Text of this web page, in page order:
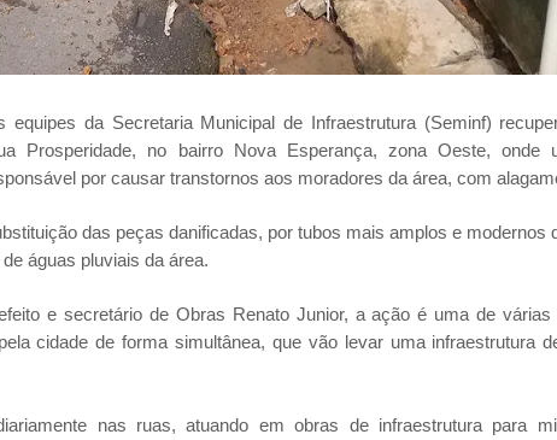
equipes da Secretaria Municipal de Infraestrutura (Seminf)
Prosperidade, no bairro Nova Esperança, zona Oeste, onde
por causar transtornos aos moradores da área, com
das peças danificadas, por tubos mais amplos e modernos
águas pluviais da área.
e secretário de Obras Renato Junior, a ação é uma de várias
cidade de forma simultânea, que vão levar uma infraestrutura
nas ruas, atuando em obras de infraestrutura para